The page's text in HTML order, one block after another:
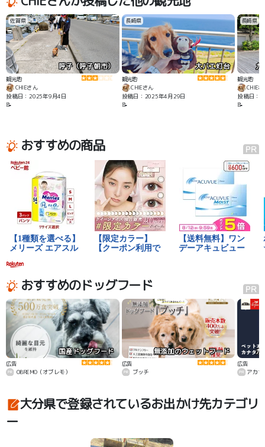
席でワンコ🆗です。
ッズがた
佐賀県
呼子（呼子朝市）
観光地
CHIEさん
投稿日：2025年9月4日
📝
長崎県
大バエ灯台
観光地
CHIEさん
投稿日：2025年4月29日
📝
長崎県
九
観光地
CHIE
投稿日：
📝
おすすめの商品
おすすめのドッグフード
国産ドッグフード
広告
OBREMO（オブレモ）
無添加のウェットフード
広告
ブッチ
カ
広告
アカ
大分県で登録されているお出かけ先カテゴリ
ー